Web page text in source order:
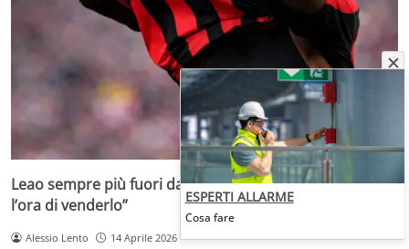
Leao sempre più fuori dal Milan di Allegri: “Non vedono
l’ora di venderlo”
Alessio Lento 14 Aprile 2026
ESPERTI ALLARME
Cosa fare